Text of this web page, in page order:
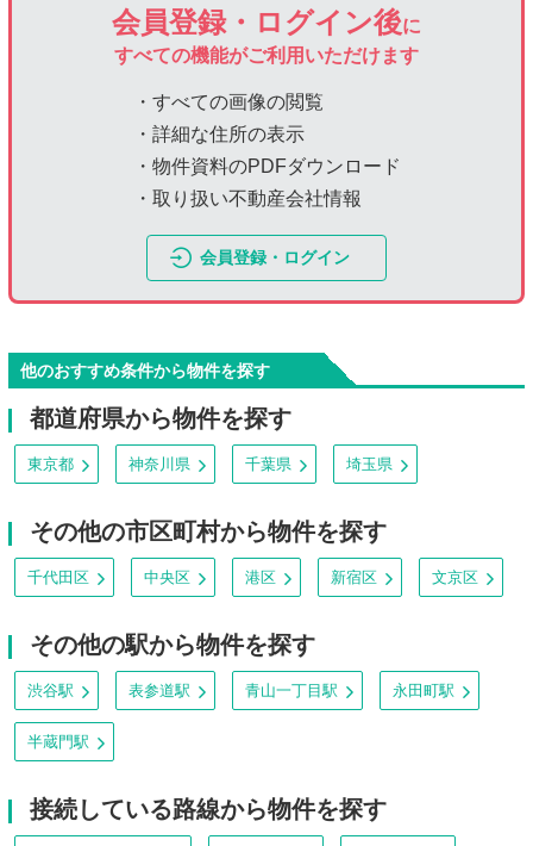
会員登録・ログイン後に
すべての機能がご利用いただけます
・すべての画像の閲覧
・詳細な住所の表示
・物件資料のPDFダウンロード
・取り扱い不動産会社情報
会員登録・ログイン
他のおすすめ条件から物件を探す
都道府県から物件を探す
東京都 神奈川県 千葉県 埼玉県
その他の市区町村から物件を探す
千代田区 中央区 港区 新宿区 文京区
その他の駅から物件を探す
渋谷駅 表参道駅 青山一丁目駅 永田町駅
半蔵門駅
接続している路線から物件を探す